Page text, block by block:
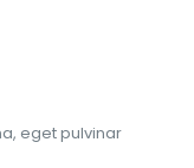
eget pulvinar